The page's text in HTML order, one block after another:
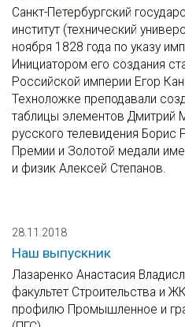
Санкт-Петербургский
институт (технический
ноября 1828 года по указу
Инициатором его создания
Российской империи Егор
Техноложке преподавали
таблицы элементов Дмитрий
русского телевидения Борис
Премии и Золотой медали
и физик Алексей Степанов.
28.11.2018
Наш выпускник
Лазаренко Анастасия
факультет Строительства и
профилю Промышленное и